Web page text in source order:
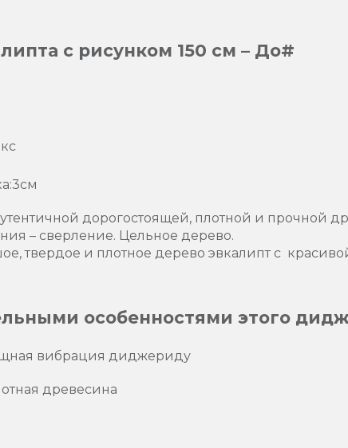
с рисунком 150 см – До#
дорогостоящей, плотной и прочной
– сверление. Цельное дерево.
твердое и плотное дерево эвкалипт с
особенностями этого
вибрация диджериду
древесина